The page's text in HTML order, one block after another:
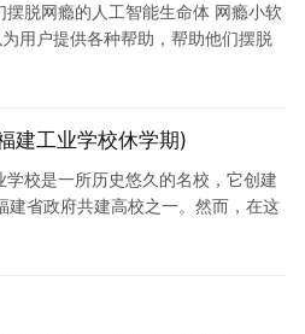
脱网瘾的人工智能生命体 网瘾小软
用户提供各种帮助，帮助他们摆脱
建工业学校休学期)
校是一所历史悠久的名校，它创建
省政府共建高校之一。然而，在这